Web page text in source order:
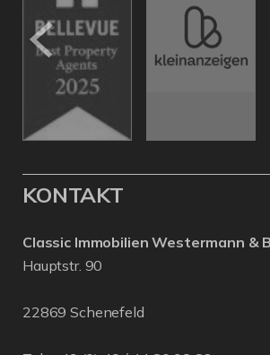
KONTAKT
Classic Immobilien Westermann &
Hauptstr. 90
22869 Schenefeld